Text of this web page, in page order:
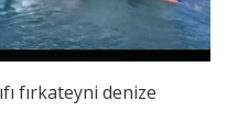
fırkateyni denize